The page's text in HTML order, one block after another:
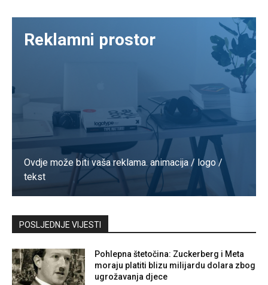
Reklamni prostor
Ovdje može biti vaša reklama. animacija / logo /
tekst
Kontaktirajte nas
POSLJEDNJE VIJESTI
Pohlepna štetočina: Zuckerberg i Meta
moraju platiti blizu milijardu dolara zbog
ugrožavanja djece